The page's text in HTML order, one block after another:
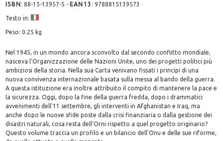
ISBN:88-15-13957-5 - EAN13 :9788815139573
Testo in:
Peso: 0.25 kg
Nel 1945, in un mondo ancora sconvolto dal secondo conflitto mondiale,
nasceva l'Organizzazione delle Nazioni Unite, uno dei progetti politici più
ambiziosi della storia. Nella sua Carta venivano fissati i principi di una
nuova convivenza internazionale basata sulla messa al bando della guerra.
A questa istituzione era inoltre attribuito il compito di mantenere la pace e
la sicurezza. Oggi, dopo la fine della guerra fredda, dopo i drammatici
avvenimenti dell'11 settembre, gli interventi in Afghanistan e Iraq, ma
anche dopo le nuove sfide poste dalla crisi finanziaria o dalla gestione dei
disastri naturali, cosa resta dell'Orni rispetto a quel progetto originario?
Questo volume traccia un profilo e un bilancio dell'Onu e delle sue riforme,